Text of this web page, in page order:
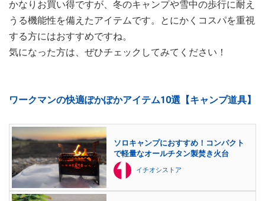
かなりお買い得ですが、冬のキャンプや雪中の歩行に耐え
うる機能性を備えたアイテムです。とにかくコスパを重視
する方にはおすすめですね。
気になった方は、ぜひチェックしてみてください！
ワークマンの快適ぽかぽかアイテム10選【キャンプ道具】
ソロキャンプにおすすめ！コンパクト
で軽量なオールチタン製焚き火台
イチオシストア